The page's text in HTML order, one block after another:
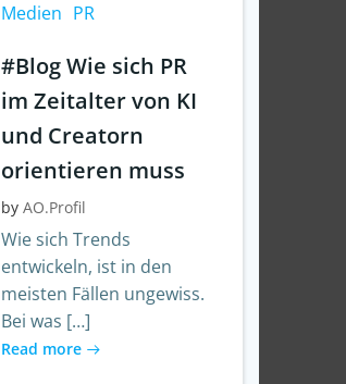
Medien PR
#Blog Wie sich PR
im Zeitalter von KI
und Creatorn
orientieren muss
by AO.Profil
Wie sich Trends
entwickeln, ist in den
meisten Fällen ungewiss.
Bei was […]
Read more